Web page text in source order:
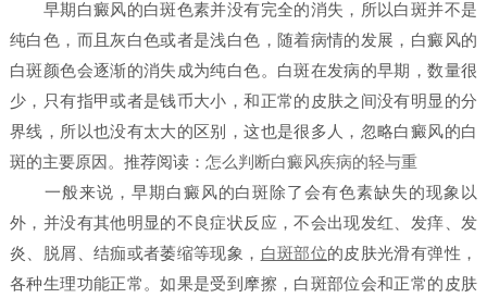
早期白癜风的白斑色素并没有完全的消失，所以白斑并不是
纯白色，而且灰白色或者是浅白色，随着病情的发展，白癜风的
白斑颜色会逐渐的消失成为纯白色。白斑在发病的早期，数量很
少，只有指甲或者是钱币大小，和正常的皮肤之间没有明显的分
界线，所以也没有太大的区别，这也是很多人，忽略白癜风的白
斑的主要原因。推荐阅读：怎么判断白癜风疾病的轻与重
一般来说，早期白癜风的白斑除了会有色素缺失的现象以
外，并没有其他明显的不良症状反应，不会出现发红、发痒、发
炎、脱屑、结痂或者萎缩等现象， 白斑部位的皮肤光滑有弹性，
各种生理功能正常。如果是受到摩擦，白斑部位会和正常的皮肤